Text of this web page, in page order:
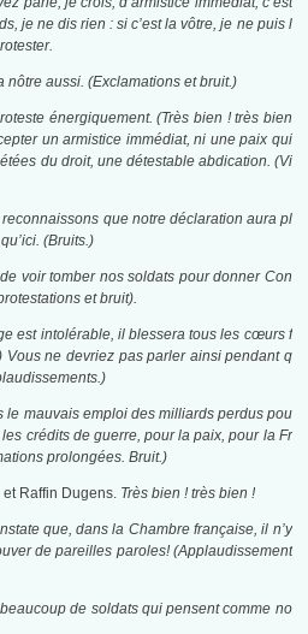
je ne dis rien : si c’est la vôtre, je ne puis l
nôtre aussi. (Exclamations et bruit.)
énergiquement. (Très bien ! très bien
un armistice immédiat, ni une paix qui
du droit, une détestable abdication. (Vi
que notre déclaration aura pl
(Bruits.)
voir tomber nos soldats pour donner Con
et bruit).
est intolérable, il blessera tous les cœurs f
Vous ne devriez pas parler ainsi pendant q
le mauvais emploi des milliards perdus pou
crédits de guerre, pour la paix, pour la Fr
prolongées. Bruit.)
Raffin Dugens. Très bien ! très bien !
que, dans la Chambre française, il n’y
de pareilles paroles! (Applaudissement
de soldats qui pensent comme no